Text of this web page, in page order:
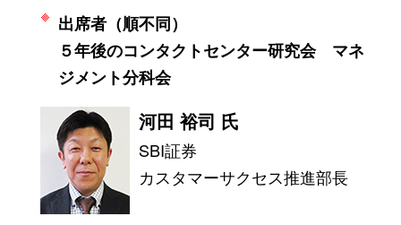
出席者（順不同）
５年後のコンタクトセンター研究会 マネ
ジメント分科会
河田 裕司 氏
SBI証券
カスタマーサクセス推進部長